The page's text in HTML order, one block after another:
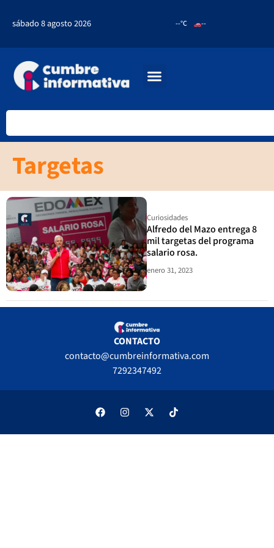
sábado 8 agosto 2026 --°C --
Targetas
Curiosidades
Alfredo del Mazo entrega 8
mil targetas del programa
salario rosa.
enero 31, 2023
CONTACTO
contacto@cumbreinformativa.com
7292347492